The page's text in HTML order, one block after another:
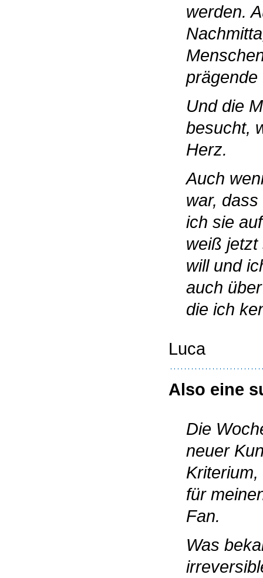
werden.
prägende
Und die
besucht,
Herz.
Auch
war,
ich sie
weiß jetzt
will und
auch
die ich
Luca
Also eine
Die
neuer
für
Fan.
Was